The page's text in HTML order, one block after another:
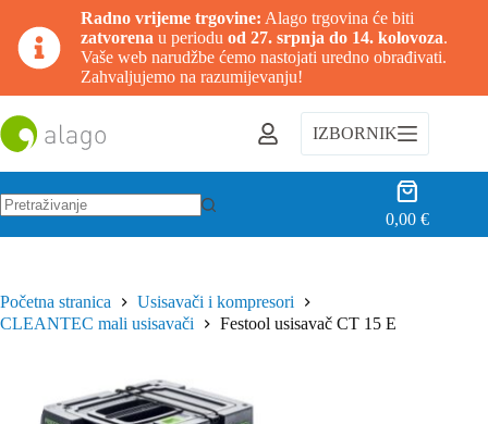
Radno vrijeme trgovine: Alago trgovina će biti
zatvorena u periodu od 27. srpnja do 14. kolovoza.
Vaše web narudžbe ćemo nastojati uredno obrađivati.
Zahvaljujemo na razumijevanju!
na
sadržaj
IZBORNIK
Košarica
0,00€
Početna stranica
Usisavači i kompresori
CLEANTEC mali usisavači
Festool usisavač CT 15 E